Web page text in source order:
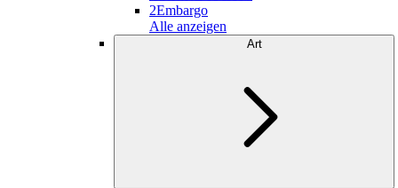
2Embargo
Alle anzeigen
Art